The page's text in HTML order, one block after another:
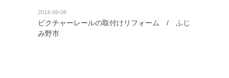
2014-09-08
ピクチャーレールの取付けリフォーム / ふじ
み野市